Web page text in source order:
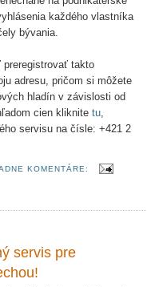
každého vlastníka
bývania.
takto
adresu, pričom si môžete
hladín v závislosti od
cien kliknite tu
servisu na čísle: +421 2
KOMENTÁRE:
servis pre